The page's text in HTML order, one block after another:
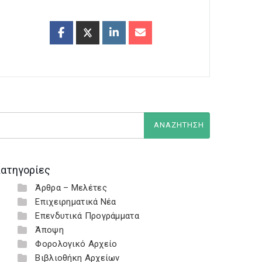
Άρθρα – Μελέτες
Επιχειρηματικά Νέα
Επενδυτικά Προγράμματα
Άποψη
Φορολογικό Αρχείο
Βιβλιοθήκη Αρχείων